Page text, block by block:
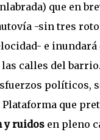
que en
-sin tres
e inundará
calles del
políticos,
que
y ruidos en pleno